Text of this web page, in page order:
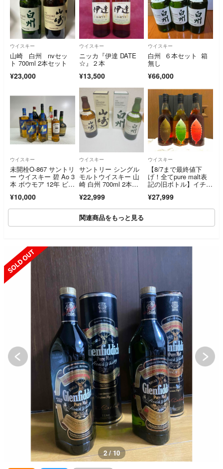
ウイスキー
山崎 白州 nvセッ
ト 700ml 2本セット
¥23,000
ウイスキー
ニッカ『伊達 DATE
☆』２本
¥13,500
ウイスキー
白州 ６本セット 箱
無し
¥66,000
ウイスキー
未開栓O-867 サントリ
ー ウイスキー 碧 Ao 3
本 ボウモア 12年 ビー
ュラデラー ワイン 7
本
¥10,000
ウイスキー
サントリー シングル
モルトウイスキー 山
崎 白州 700ml 2本セ
¥22,999
ウイスキー
【8/7まで最終値下
げ！全てpure malt表
記の旧ボトル】イチロ
リーズ DD・ワイン・
ミズナラ 3本セット
¥27,999
関連商品をもっと見る
3 / 10